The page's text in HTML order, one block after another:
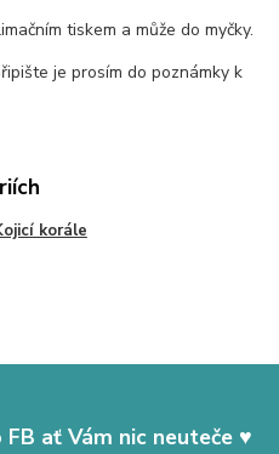
tiskem a může do myčky.
je prosím do poznámky k
korále
ať Vám nic neuteče ♥